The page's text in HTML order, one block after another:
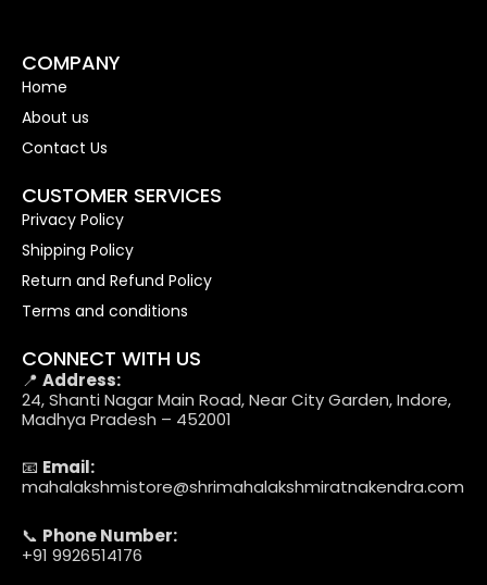
COMPANY
Home
About us
Contact Us
CUSTOMER SERVICES
Privacy Policy
Shipping Policy
Return and Refund Policy
Terms and conditions
CONNECT WITH US
📍 Address:
24, Shanti Nagar Main Road, Near City Garden, Indore,
Madhya Pradesh – 452001
📧 Email:
mahalakshmistore@shrimahalakshmiratnakendra.com
📞 Phone Number:
+91 9926514176